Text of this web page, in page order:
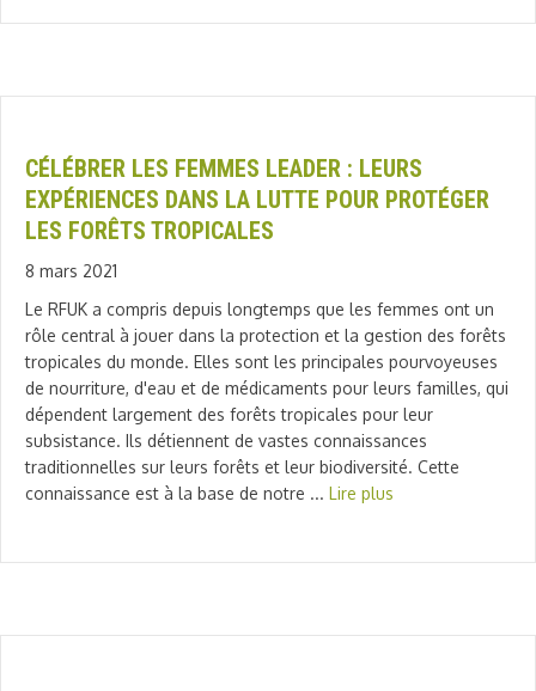
CÉLÉBRER LES FEMMES LEADER : LEURS
EXPÉRIENCES DANS LA LUTTE POUR PROTÉGER
LES FORÊTS TROPICALES
8 mars 2021
Le RFUK a compris depuis longtemps que les femmes ont un
rôle central à jouer dans la protection et la gestion des forêts
tropicales du monde. Elles sont les principales pourvoyeuses
de nourriture, d'eau et de médicaments pour leurs familles, qui
dépendent largement des forêts tropicales pour leur
subsistance. Ils détiennent de vastes connaissances
traditionnelles sur leurs forêts et leur biodiversité. Cette
connaissance est à la base de notre ... Lire plus